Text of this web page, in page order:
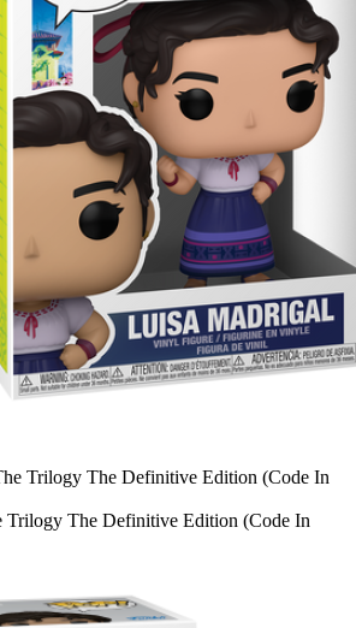
Trilogy The Definitive Edition (Code In